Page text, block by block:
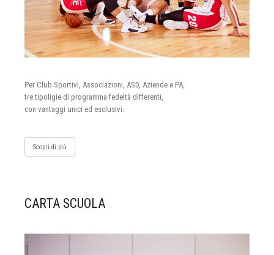
Per Club Sportivi, Associazioni, ASD, Aziende e PA,
tre tipoligie di programma fedeltà differenti,
con vantaggi unici ed esclusivi.
Scopri di più
CARTA SCUOLA